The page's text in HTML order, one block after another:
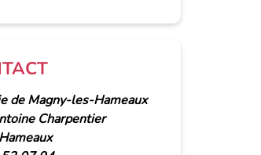
de Magny-les-Hameaux
Charpentier